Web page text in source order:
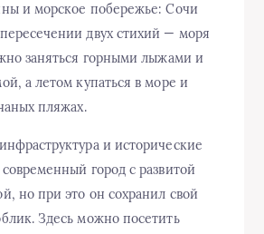
и морское побережье: Сочи
двух стихий — моря
заняться горными лыжами и
а летом купаться в море и
пляжах.
и исторические
город с развитой
но при это он сохранил свой
Здесь можно посетить